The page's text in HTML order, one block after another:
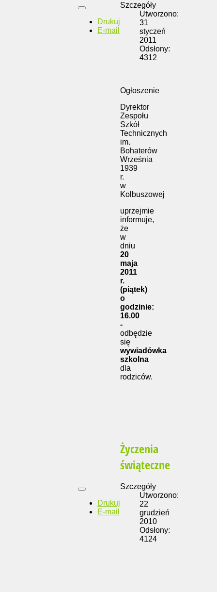
Drukuj
E-mail
Szczegóły
Utworzono:
31
styczeń
2011
Odsłony:
4312
Ogłoszenie
Dyrektor
Zespołu
Szkół
Technicznych
im.
Bohaterów
Września
1939
r.
w
Kolbuszowej
uprzejmie
informuje,
że
w
dniu
20
maja
2011
r.
(piątek)
o
godzinie:
16.00
-
odbędzie
się
wywiadówka
szkolna
dla
rodziców.
Życzenia
świąteczne
Drukuj
E-mail
Szczegóły
Utworzono:
22
grudzień
2010
Odsłony:
4124